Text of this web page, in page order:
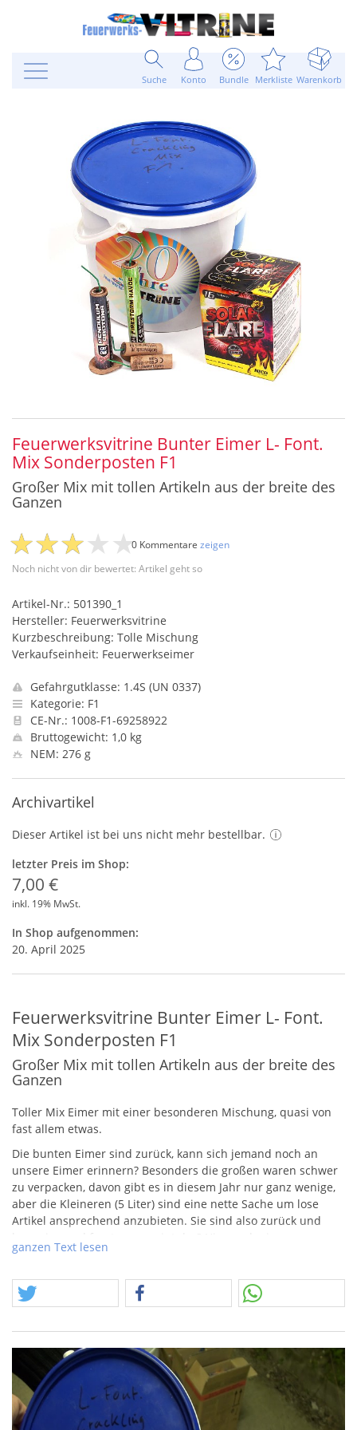
Suche Konto Bundle Merkliste Warenkorb
Feuerwerksvitrine Bunter Eimer L- Font.
Mix Sonderposten F1
Großer Mix mit tollen Artikeln aus der breite des
Ganzen
Noch nicht von dir bewertet: Artikel geht so
0 Kommentare zeigen
Artikel-Nr.: 501390_1
Hersteller: Feuerwerksvitrine
Kurzbeschreibung: Tolle Mischung
Verkaufseinheit: Feuerwerkseimer
Gefahrgutklasse: 1.4S (UN 0337)
Kategorie: F1
CE-Nr.: 1008-F1-69258922
Bruttogewicht: 1,0 kg
NEM: 276 g
Archivartikel
Dieser Artikel ist bei uns nicht mehr bestellbar.
letzter Preis im Shop:
7,00 €
inkl. 19% MwSt.
In Shop aufgenommen:
20. April 2025
Feuerwerksvitrine Bunter Eimer L- Font.
Mix Sonderposten F1
Großer Mix mit tollen Artikeln aus der breite des
Ganzen
Toller Mix Eimer mit einer besonderen Mischung, quasi von
fast allem etwas.
Die bunten Eimer sind zurück, kann sich jemand noch an
unsere Eimer erinnern? Besonders die großen waren schwer
zu verpacken, davon gibt es in diesem Jahr nur ganz wenige,
aber die Kleineren (5 Liter) sind eine nette Sache um lose
Artikel ansprechend anzubieten. Sie sind also zurück und
bevor jemand fragt, was meint der? Hier noch eine
Erinnerung:
Das Bewirtschaften dieses Posten besteht im Wesentlichen
aus dem Öffnen großer Kisten und dem Erblicken
unfassbarer Mengen. Wir werden vielleicht auch mal
jungfreuliche Videos davon machen. Das in der Folge
stattfindende Sortieren ergibt unterschiedliche Angebote! Es
ganzen Text lesen